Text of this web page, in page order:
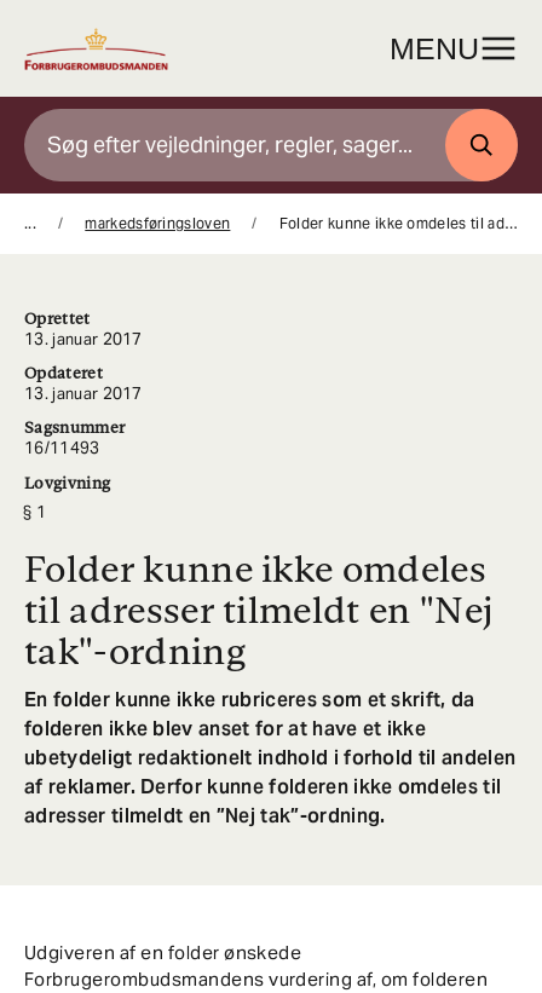
indhold
MENU
SØG
... markedsføringsloven Folder kunne ikke omdeles til adresser tilmeldt en Nej takordning
Oprettet
13. januar 2017
Opdateret
13. januar 2017
Sagsnummer
16/11493
Lovgivning
1
Folder kunne ikke omdeles
til adresser tilmeldt en "Nej
tak"-ordning
En folder kunne ikke rubriceres som et skrift, da
folderen ikke blev anset for at have et ikke
ubetydeligt redaktionelt indhold i forhold til andelen
af reklamer. Derfor kunne folderen ikke omdeles til
adresser tilmeldt en ”Nej tak”-ordning.
Udgiveren af en folder ønskede
Forbrugerombudsmandens vurdering af, om folderen